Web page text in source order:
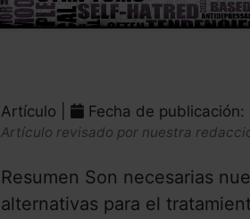
Artículo | Fecha de
Artículo revisado por nuestra
Resumen Son necesarias
alternativas para el